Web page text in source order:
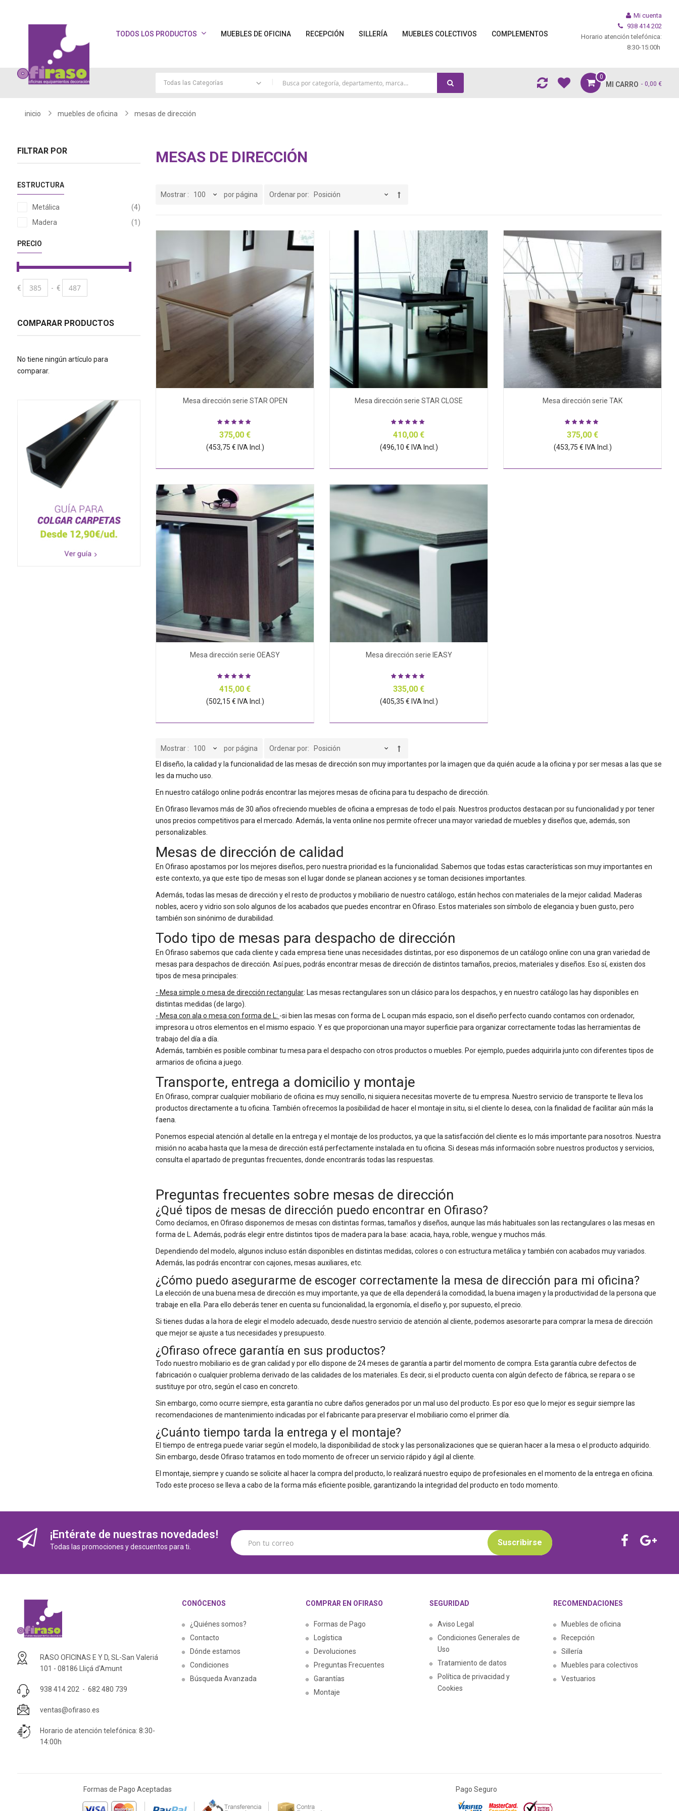
TODOS LOS PRODUCTOS MUEBLES DE OFICINA RECEPCIÓN SILLERÍA MUEBLES COLECTIVOS COMPLEMENTOS
Mi cuenta
938 414 202
Horario atención telefónica:
8:30-15:00h
MI CARRO
0
0,00 €
inicio muebles de oficina mesas de dirección
FILTRAR POR
ESTRUCTURA
Metálica 4artículos
Madera
1 artículo
PRECIO
€ - €
COMPARAR PRODUCTOS
No tiene ningún artículo para
comparar.
MESAS DE DIRECCIÓN
Mostrar por página Ordenar por
Mesa dirección serie STAR OPEN
375,00 €
(453,75 € IVA Incl.)
Mesa dirección serie STAR CLOSE
410,00 €
(496,10 € IVA Incl.)
Mesa dirección serie TAK
375,00 €
(453,75 € IVA Incl.)
Mesa dirección serie OEASY
415,00 €
(502,15 € IVA Incl.)
Mesa dirección serie IEASY
335,00 €
(405,35 € IVA Incl.)
Mostrar por página
Ordenar por
El diseño, la calidad y la funcionalidad de las mesas de dirección son muy importantes por la imagen que da quién acude a la oficina y por ser mesas a las que se
les da mucho uso.
En nuestro catálogo online podrás encontrar las mejores mesas de oficina para tu despacho de dirección.
En Ofiraso llevamos más de 30 años ofreciendo muebles de oficina a empresas de todo el país. Nuestros productos destacan por su funcionalidad y por tener
unos precios competitivos para el mercado. Además, la venta online nos permite ofrecer una mayor variedad de muebles y diseños que, además, son
personalizables.
Mesas de dirección de calidad
En Ofiraso apostamos por los mejores diseños, pero nuestra prioridad es la funcionalidad. Sabemos que todas estas características son muy importantes en
este contexto, ya que este tipo de mesas son el lugar donde se planean acciones y se toman decisiones importantes.
Además, todas las mesas de dirección y el resto de productos y mobiliario de nuestro catálogo, están hechos con materiales de la mejor calidad. Maderas
nobles, acero y vidrio son solo algunos de los acabados que puedes encontrar en Ofiraso. Estos materiales son símbolo de elegancia y buen gusto, pero
también son sinónimo de durabilidad.
Todo tipo de mesas para despacho de dirección
En Ofiraso sabemos que cada cliente y cada empresa tiene unas necesidades distintas, por eso disponemos de un catálogo online con una gran variedad de
mesas para despachos de dirección. Así pues, podrás encontrar mesas de dirección de distintos tamaños, precios, materiales y diseños. Eso sí, existen dos
tipos de mesa principales:
- Mesa simple o mesa de dirección rectangular: Las mesas rectangulares son un clásico para los despachos, y en nuestro catálogo las hay disponibles en
distintas medidas (de largo).
- Mesa con ala o mesa con forma de L: -si bien las mesas con forma de L ocupan más espacio, son el diseño perfecto cuando contamos con ordenador,
impresora u otros elementos en el mismo espacio. Y es que proporcionan una mayor superficie para organizar correctamente todas las herramientas de
trabajo del día a día.
Además, también es posible combinar tu mesa para el despacho con otros productos o muebles. Por ejemplo, puedes adquirirla junto con diferentes tipos de
armarios de oficina a juego.
Transporte, entrega a domicilio y montaje
En Ofiraso, comprar cualquier mobiliario de oficina es muy sencillo, ni siquiera necesitas moverte de tu empresa. Nuestro servicio de transporte te lleva los
productos directamente a tu oficina. También ofrecemos la posibilidad de hacer el montaje in situ, si el cliente lo desea, con la finalidad de facilitar aún más la
faena.
Ponemos especial atención al detalle en la entrega y el montaje de los productos, ya que la satisfacción del cliente es lo más importante para nosotros. Nuestra
misión no acaba hasta que la mesa de dirección está perfectamente instalada en tu oficina. Si deseas más información sobre nuestros productos y servicios,
consulta el apartado de preguntas frecuentes, donde encontrarás todas las respuestas.
Preguntas frecuentes sobre mesas de dirección
¿Qué tipos de mesas de dirección puedo encontrar en Ofiraso?
Como decíamos, en Ofiraso disponemos de mesas con distintas formas, tamaños y diseños, aunque las más habituales son las rectangulares o las mesas en
forma de L. Además, podrás elegir entre distintos tipos de madera para la base: acacia, haya, roble, wengue y muchos más.
Dependiendo del modelo, algunos incluso están disponibles en distintas medidas, colores o con estructura metálica y también con acabados muy variados.
Además, las podrás encontrar con cajones, mesas auxiliares, etc.
¿Cómo puedo asegurarme de escoger correctamente la mesa de dirección para mi oficina?
La elección de una buena mesa de dirección es muy importante, ya que de ella dependerá la comodidad, la buena imagen y la productividad de la persona que
trabaje en ella. Para ello deberás tener en cuenta su funcionalidad, la ergonomía, el diseño y, por supuesto, el precio.
Si tienes dudas a la hora de elegir el modelo adecuado, desde nuestro servicio de atención al cliente, podemos asesorarte para comprar la mesa de dirección
que mejor se ajuste a tus necesidades y presupuesto.
¿Ofiraso ofrece garantía en sus productos?
Todo nuestro mobiliario es de gran calidad y por ello dispone de 24 meses de garantía a partir del momento de compra. Esta garantía cubre defectos de
fabricación o cualquier problema derivado de las calidades de los materiales. Es decir, si el producto cuenta con algún defecto de fábrica, se repara o se
sustituye por otro, según el caso en concreto.
Sin embargo, como ocurre siempre, esta garantía no cubre daños generados por un mal uso del producto. Es por eso que lo mejor es seguir siempre las
recomendaciones de mantenimiento indicadas por el fabricante para preservar el mobiliario como el primer día.
¿Cuánto tiempo tarda la entrega y el montaje?
El tiempo de entrega puede variar según el modelo, la disponibilidad de stock y las personalizaciones que se quieran hacer a la mesa o el producto adquirido.
Sin embargo, desde Ofiraso tratamos en todo momento de ofrecer un servicio rápido y ágil al cliente.
El montaje, siempre y cuando se solicite al hacer la compra del producto, lo realizará nuestro equipo de profesionales en el momento de la entrega en oficina.
Todo este proceso se lleva a cabo de la forma más eficiente posible, garantizando la integridad del producto en todo momento.
¡Entérate de nuestras novedades!
Todas las promociones y descuentos para ti. Suscribirse
RASO OFICINAS E Y D, SL-San Valeriá
101 - 08186 Lliçá d'Amunt
938 414 202 - 682 480 739
ventas@ofiraso.es
Horario de atención telefónica: 8:30-
14:00h
CONÓCENOS
¿Quiénes somos?
Contacto
Dónde estamos
Condiciones
Búsqueda Avanzada
COMPRAR EN OFIRASO
Formas de Pago
Logística
Devoluciones
Preguntas Frecuentes
Garantías
Montaje
SEGURIDAD
Aviso Legal
Condiciones Generales de
Uso
Tratamiento de datos
Política de privacidad y
Cookies
RECOMENDACIONES
Muebles de oficina
Recepción
Sillería
Muebles para colectivos
Vestuarios
Formas de Pago Aceptadas Pago Seguro